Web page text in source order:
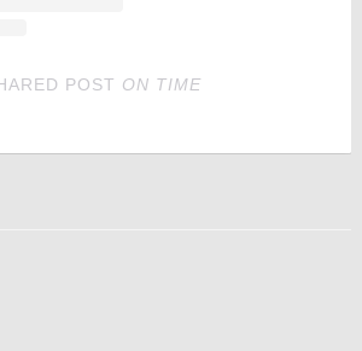
POST ON TIME